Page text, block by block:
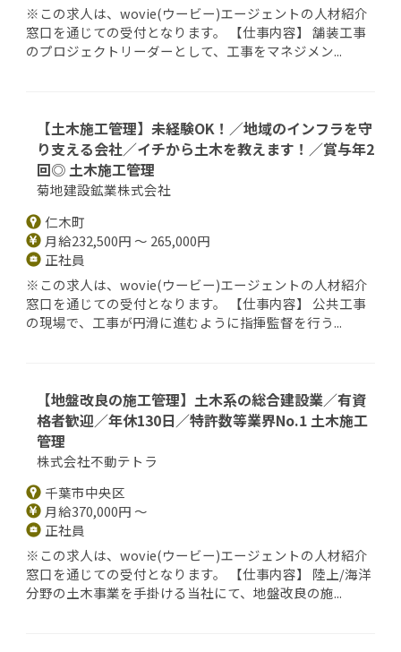
※この求人は、wovie(ウービー)エージェントの人材紹介
窓口を通じての受付となります。 【仕事内容】 舗装工事
のプロジェクトリーダーとして、工事をマネジメン...
【土木施工管理】未経験OK！／地域のインフラを守
り支える会社／イチから土木を教えます！／賞与年2
回◎ 土木施工管理
菊地建設鉱業株式会社
仁木町
月給232,500円 ～ 265,000円
正社員
※この求人は、wovie(ウービー)エージェントの人材紹介
窓口を通じての受付となります。 【仕事内容】 公共工事
の現場で、工事が円滑に進むように指揮監督を行う...
【地盤改良の施工管理】土木系の総合建設業／有資
格者歓迎／年休130日／特許数等業界No.1 土木施工
管理
株式会社不動テトラ
千葉市中央区
月給370,000円 ～
正社員
※この求人は、wovie(ウービー)エージェントの人材紹介
窓口を通じての受付となります。 【仕事内容】 陸上/海洋
分野の土木事業を手掛ける当社にて、地盤改良の施...